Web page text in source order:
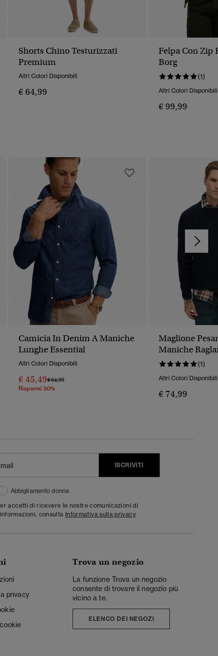
Shorts Chino Testurizzati
Premium
Altri Colori Disponibili
€ 64,99
Felpa Con Zip
Borg
(1)
Altri Colori Disponibili
€ 99,99
Camicia In Denim A Maniche
Lunghe Essential
Altri Colori Disponibili
€ 45,49Prezzo Ridotto Da
€ 64,99A
Risparmi 30%
Maglione
Maniche
(1)
Altri Colori Disponibili
€ 74,99
ISCRIVITI
Abbigliamento donna
accetti di ricevere le nostre comunicazioni di
consulta Informativa sulla privacy
privacy
Trova un negozio
La funzione Trova un negozio
consente di trovare il negozio più
vicino a te.
ELENCO DEI NEGOZI